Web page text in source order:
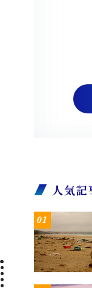
人気